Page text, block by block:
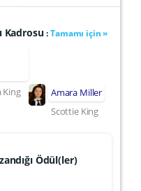
Kadrosu:Tamamı için »
King
Amara Miller
Scottie King
Ödül(ler)